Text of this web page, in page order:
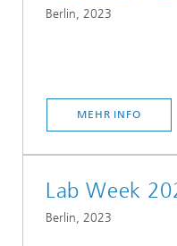
Berlin, 2023
MEHR INFO
Lab Week
Berlin, 2023